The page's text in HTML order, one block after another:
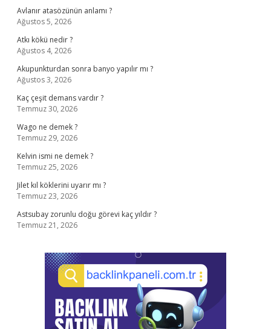
Avlanır atasözünün anlamı ?
Ağustos 5, 2026
Atkı kökü nedir ?
Ağustos 4, 2026
Akupunkturdan sonra banyo yapılır mı ?
Ağustos 3, 2026
Kaç çeşit demans vardır ?
Temmuz 30, 2026
Wago ne demek ?
Temmuz 29, 2026
Kelvin ismi ne demek ?
Temmuz 25, 2026
Jilet kıl köklerini uyarır mı ?
Temmuz 23, 2026
Astsubay zorunlu doğu görevi kaç yıldır ?
Temmuz 21, 2026